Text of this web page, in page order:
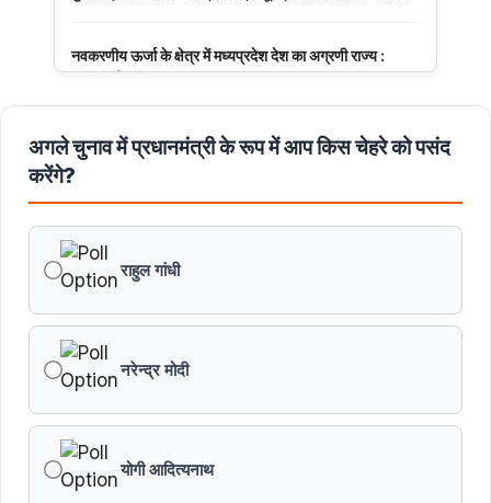
नवकरणीय ऊर्जा के क्षेत्र में मध्यप्रदेश देश का अग्रणी राज्य :
मुख्यमंत्री डॉ. यादव
मुख्यमंत्री डॉ. यादव की जनोन्मुखी पहल
मुख्यमंत्री डॉ. यादव ने पूर्व विदेश मंत्री श्रीमती सुषमा स्वराज की
पुण्यतिथि पर श्रद्धांजलि अर्पित की
जन-कल्याणकारी तथा हितग्राही मूलक योजनाओं को अधिक प्रभावी
बनाने के लिए अनुशंसाएं देने उच्च स्तरीय समिति गठित
मध्यप्रदेश में सृजन संवाद अभियान का शुभारंभ
मध्यप्रदेश पुलिस की अवैध मादक पदार्थों के विरूद्ध प्रभावी कार्यवाही
अगले चुनाव में प्रधानमंत्री के रूप में आप किस चेहरे को पसंद
करेंगे?
राहुल गांधी
नरेन्द्र मोदी
योगी आदित्यनाथ